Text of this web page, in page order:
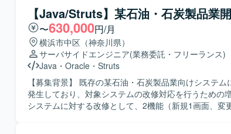
ら進めていただきます。 【求める人物像】 自発的に課題やリスクを発見し、関係者を巻き込み
ながら解決に動ける方を求めております。顧客に対し
ション力を持ち、新しい領域にも主体的にキャッチア
えております。 【ポジションの魅力】 既存システムのエンハンス開発を通じて、上流からテス
トまで一貫したWebアプリケーション開発経験を積む
や顧客との調整を通じて、技術スキルだけでなくコミ
いくことができます。生成AIを活用した新しい開発ス
【開発環境】 Javaを中心としたWebアプリケーショ
したシステムの機能追加・改修を行っております。
スタイルに触れる機会もございます。
【Java/Struts】某石油・石炭製品業
〜630,000円/月
横浜市中区（神奈川県）
サーバサイドエンジニア(業務委託・フリーランス)
Java ・ Oracle ・ Struts
【募集背景】 既存の某石油・石炭製品業向けシステ
発生しており、対象システムの改修対応を行うための増員募集とな
システムに対する改修として、2機能（新規1画面、